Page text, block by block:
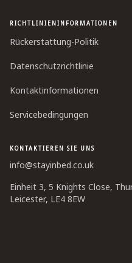
RICHTLINIENINFORMATIONEN
Rückerstattung-Politik
Datenschutzrichtlinie
Kontaktinformationen
Servicebedingungen
KONTAKTIEREN SIE UNS
info@stayinbed.co.uk
Einheit 3, 5 Knights Close,
Leicester, LE4 8EW